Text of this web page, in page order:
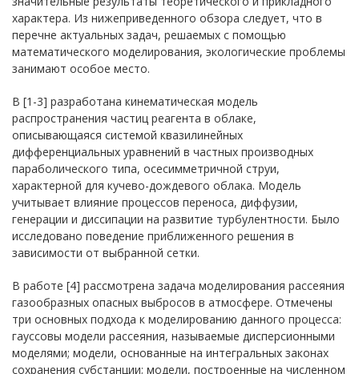
характера. Из нижеприведенного обзора следует, что в
перечне актуальных задач, решаемых с помощью
математического моделирования, экологические проблемы
занимают особое место.
В [1-3] разработана кинематическая модель
распространения частиц реагента в облаке,
описывающаяся системой квазилинейных
дифференциальных уравнений в частных производных
параболического типа, осесимметричной струи,
характерной для кучево-дождевого облака. Модель
учитывает влияние процессов переноса, диффузии,
генерации и диссипации на развитие турбулентности. Было
исследовано поведение приближенного решения в
зависимости от выбранной сетки.
В работе [4] рассмотрена задача моделирования рассеяния
газообразных опасных выбросов в атмосфере. Отмечены
три основных подхода к моделированию данного процесса:
гауссовы модели рассеяния, называемые дисперсионными
моделями; модели, основанные на интегральных законах
сохранения субстанции; модели, построенные на численном